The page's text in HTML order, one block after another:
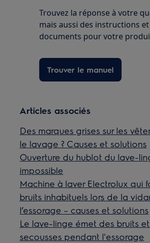
Trouvez la réponse à votre
mais aussi des instructions et
documents pour votre
Trouver le manuel
Articles associés
Des marques grises sur les
le lavage ? Causes et solutions
Ouverture du hublot du lave-
impossible
Machine à laver Electrolux qui
bruits inhabituels lors de la
l’essorage – causes et solutions
Le lave-linge émet des bruits
secousses pendant l'essorage